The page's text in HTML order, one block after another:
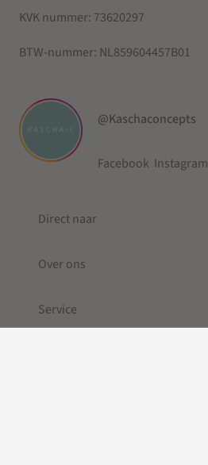
KVK nummer: 73620297
BTW-nummer: NL859604457B01
@Kaschaconcepts
Facebook Instagram
Direct naar
Over ons
Service